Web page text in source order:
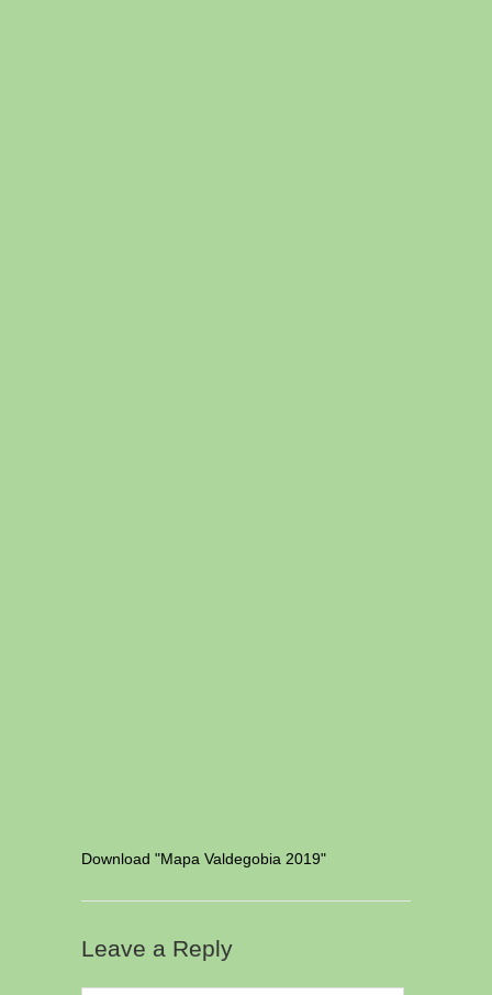
Download "Mapa Valdegobia 2019"
Leave a Reply